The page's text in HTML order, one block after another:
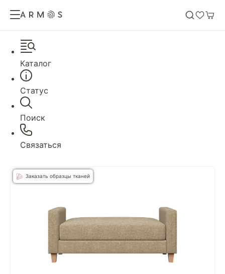
Каталог
Статус
Поиск
Связаться
Заказать образцы тканей